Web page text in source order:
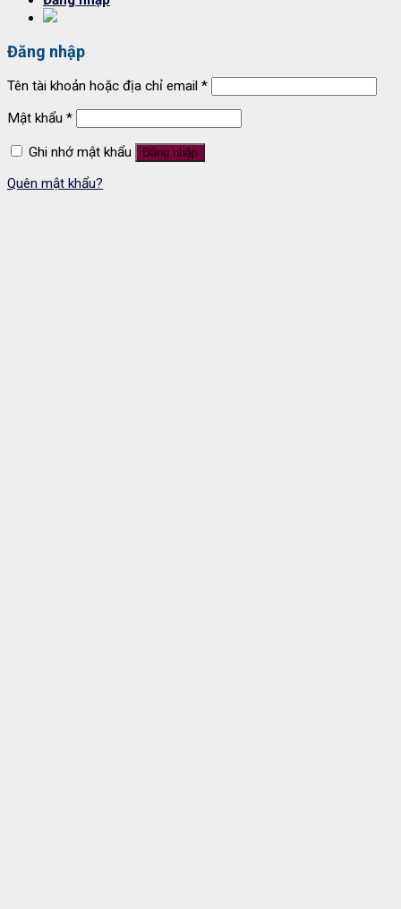
Đăng nhập
Tên tài khoản hoặc địa chỉ email *
Mật khẩu *
Ghi nhớ mật khẩu Đăng nhập
Quên mật khẩu?